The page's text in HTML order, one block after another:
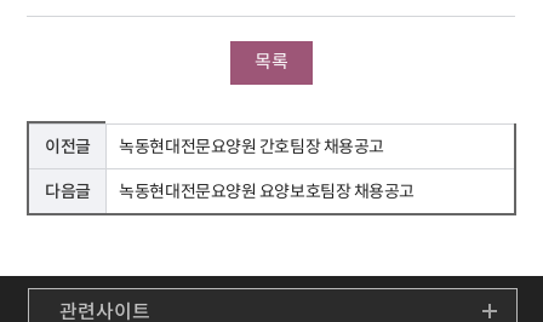
목록
이전글 녹동현대전문요양원 간호팀장 채용공고
다음글 녹동현대전문요양원 요양보호팀장 채용공고
관련사이트